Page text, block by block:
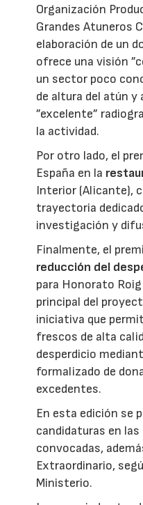
Organización
Grandes Atuneros
elaboración de un
ofrece una visión
un sector poco
de altura del atún y
”excelente”
la actividad.
Por otro lado, el
España en la
Interior (Alicante),
trayectoria
investigación y
Finalmente, el
reducción del
para Honorato
principal del
iniciativa que
frescos de alta
desperdicio
formalizado de
excedentes.
En esta edición se
candidaturas en
convocadas,
Extraordinario,
Ministerio.